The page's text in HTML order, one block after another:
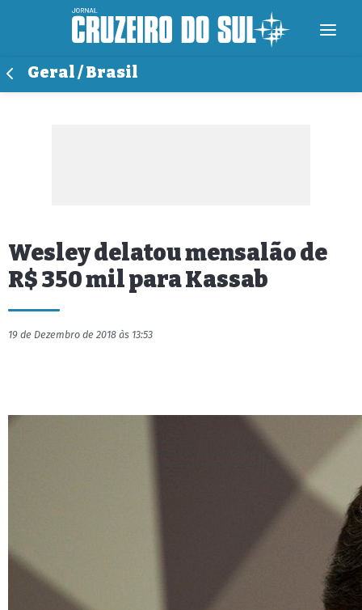
Geral / Brasil
Wesley delatou mensalão de
R$ 350 mil para Kassab
19 de Dezembro de 2018 às 13:53